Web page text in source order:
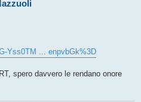
Yss0TM ... enpvbGk%3D
spero davvero le rendano onore